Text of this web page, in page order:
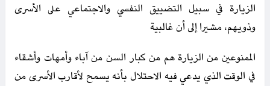
الزيارة في سبيل التضييق النفسي والاجتماعي على الأسرى
وذويهم، مشيرا إلى أن غالبية
الممنوعين من الزيارة هم من كبار السن من آباء وأمهات وأشقاء
في الوقت الذي يدعي فيه الاحتلال بأنه يسمح لأقارب الأسرى من